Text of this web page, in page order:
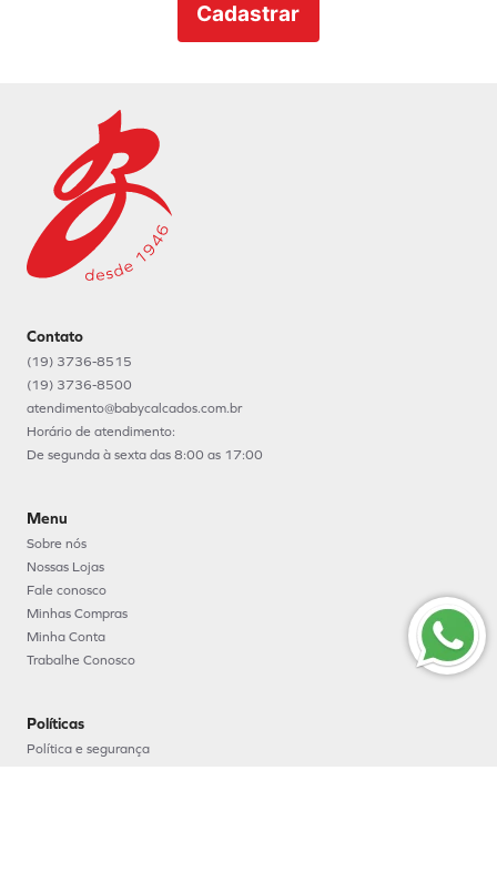
Cadastrar
Contato
(19) 3736-8515
(19) 3736-8500
atendimento@babycalcados.com.br
Horário de atendimento:
De segunda à sexta das 8:00 as 17:00
Menu
Sobre nós
Nossas Lojas
Fale conosco
Minhas Compras
Minha Conta
Trabalhe Conosco
Políticas
Política e segurança